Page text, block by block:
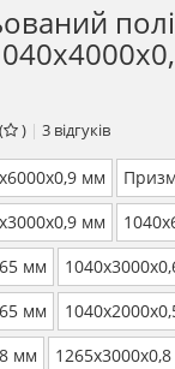
( ) | 3 відгуків
мм
мм
мм
мм
мм